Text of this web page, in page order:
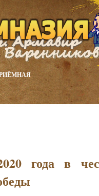
года в